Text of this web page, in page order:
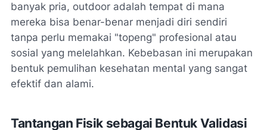
banyak pria, outdoor adalah tempat di mana
mereka bisa benar-benar menjadi diri sendiri
tanpa perlu memakai "topeng" profesional atau
sosial yang melelahkan. Kebebasan ini merupakan
bentuk pemulihan kesehatan mental yang sangat
efektif dan alami.
Tantangan Fisik sebagai Bentuk Validasi